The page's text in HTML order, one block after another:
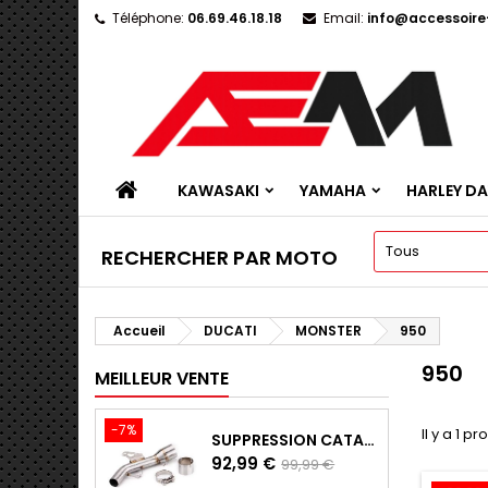
Téléphone: 06.69.46.18.18 Email:
KAWASAKI YAMAHA HARLEY
RECHERCHER PAR MOTO
Accueil DUCATI MONSTER 950
MEILLEUR VENTE
-7% SUPPRESSION CATALYSEUR EN INOX POUR KAWASAKI Z900 A2, Z900E ET Z900 (2017 - 2024)
Prix
92,99 € Prix
99,99 €
950
Il y a 1